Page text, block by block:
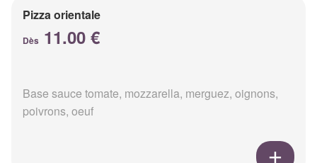
Pizza orientale
Dès 11.00 €
Base sauce tomate, mozzarella, merguez, oignons,
poivrons, oeuf